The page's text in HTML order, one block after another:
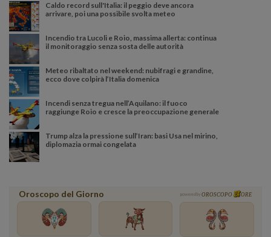
Caldo record sull'Italia: il peggio deve ancora
arrivare, poi una possibile svolta meteo
Incendio tra Lucoli e Roio, massima allerta: continua
il monitoraggio senza sosta delle autorità
Meteo ribaltato nel weekend: nubifragi e grandine,
ecco dove colpirà l’Italia domenica
Incendi senza tregua nell’Aquilano: il fuoco
raggiunge Roio e cresce la preoccupazione generale
Trump alza la pressione sull’Iran: basi Usa nel mirino,
diplomazia ormai congelata
Oroscopo del Giorno powered by OROSCOPO ORE